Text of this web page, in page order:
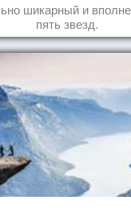
шикарный и
пять звезд.